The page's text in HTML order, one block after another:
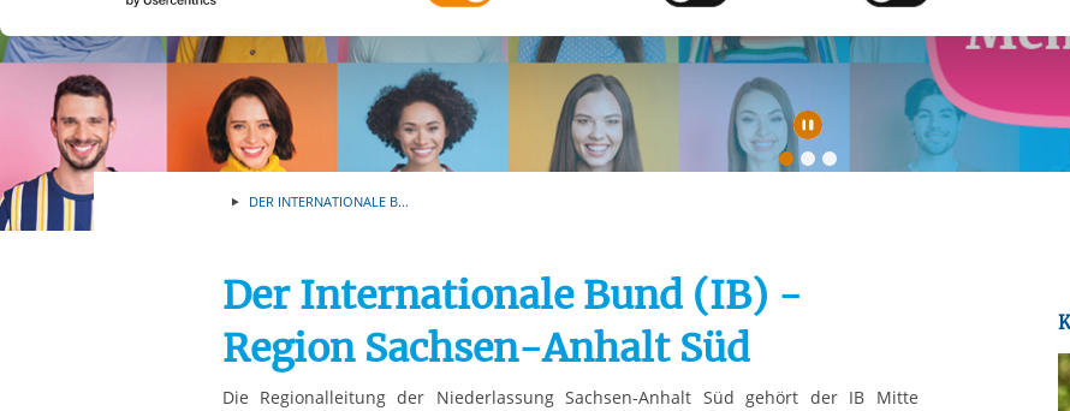
Weitere Details finden Sie in unserenDatenschutzhinweisenund in unsererCookie-
Sie möchten, dass alle Website-Funktionen für diese Zwecke aktiviert sind, müssen Sie
Kategorien auswählen. Sie können mittels nachfolgender Buttons über Ihre Einwilligung für
Zwecke entscheiden und Ihre erteilte Einwilligung stets für die Zukunft widerrufen. Bitte
Ihre etwaige Einwilligung erstreckt sich nicht auf notwendige Cookies, die erforderlich zur
aufgrund berechtigter Interessen und daher unabhängig von einer Einwilligung.
Automatische
DER INTERNATIONALE B...
Der Internationale Bund (IB) -
Region Sachsen-Anhalt Süd
Die Regionalleitung der Niederlassung Sachsen-Anhalt Süd gehört der IB Mitte